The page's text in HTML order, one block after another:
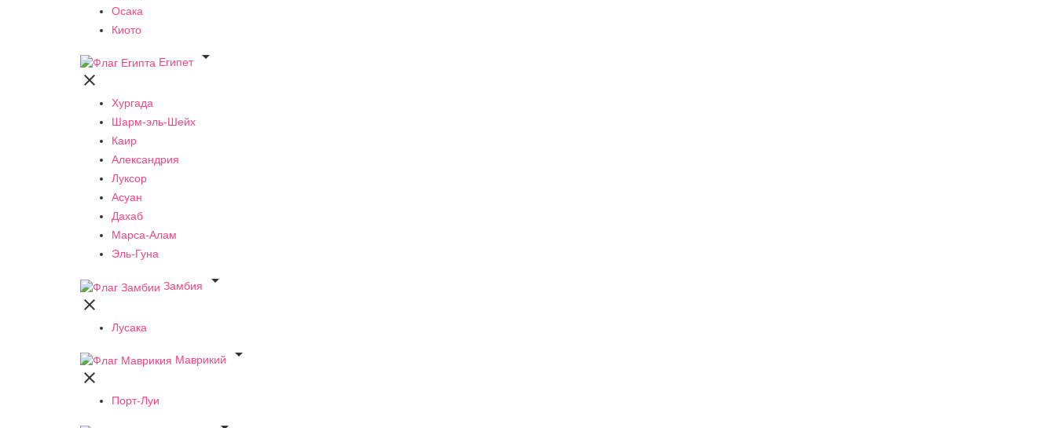
Осака
Киото
Египет


Хургада
Шарм-эль-Шейх
Каир
Александрия
Луксор
Асуан
Дахаб
Марса-Алам
Эль-Гуна
Замбия


Лусака
Маврикий


Порт-Луи